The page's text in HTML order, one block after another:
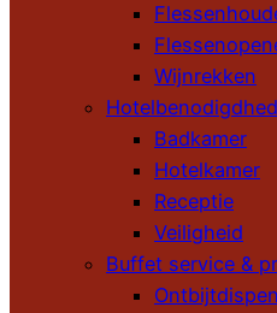
Wijnrekken
Badkamer
Hotelkamer
Receptie
Veiligheid
Buffet service &